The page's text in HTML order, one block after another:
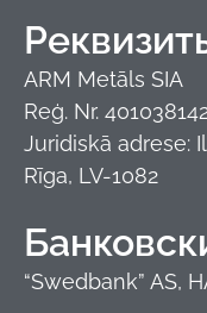
ARM Metāls SIA
Reģ. Nr.
Juridiskā adrese:
Rīga, LV-1082
“Swedbank” AS,